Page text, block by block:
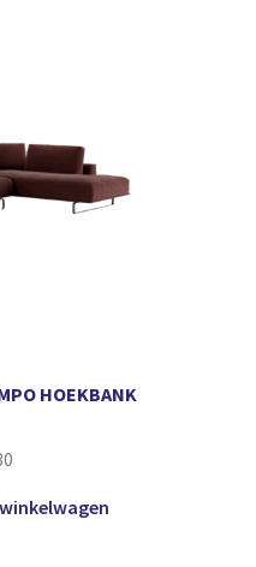
HOEKBANK